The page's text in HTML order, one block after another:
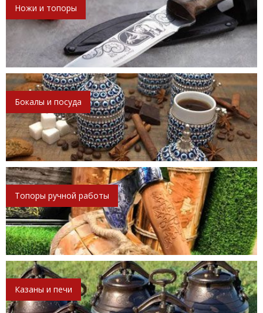
Ножи и топоры
Бокалы и посуда
Топоры ручной работы
Казаны и печи